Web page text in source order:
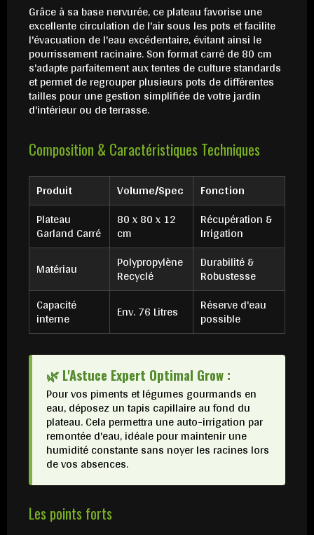
Grâce à sa base nervurée, ce plateau favorise une
excellente circulation de l'air sous les pots et facilite
l'évacuation de l'eau excédentaire, évitant ainsi le
pourrissement racinaire. Son format carré de 80 cm
s'adapte parfaitement aux tentes de culture standards
et permet de regrouper plusieurs pots de différentes
tailles pour une gestion simplifiée de votre jardin
d'intérieur ou de terrasse.
Composition & Caractéristiques Techniques
Produit Volume/Spec
Fonction
Plateau
Garland Carré
80 x 80 x 12
cm
Récupération &
Irrigation
Matériau
Polypropylène
Recyclé
Durabilité &
Robustesse
Capacité
interne Env. 76 Litres Réserve d'eau
possible
🌿 L'Astuce Expert Optimal Grow :
Pour vos piments et légumes gourmands en
eau, déposez un tapis capillaire au fond du
plateau. Cela permettra une auto-irrigation par
remontée d'eau, idéale pour maintenir une
humidité constante sans noyer les racines lors
de vos absences.
Les points forts